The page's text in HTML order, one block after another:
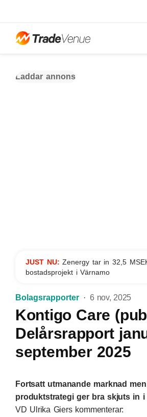
Laddar annons
JUST NU:Zenergy tar in 32,5
bostadsprojekt i Värnamo
Bolagsrapporter 6 nov, 2025
Kontigo Care
Delårsrapport
september 2025
Fortsatt utmanande marknad
produktstrategi ger bra skjuts in i
VD Ulrika Giers kommenterar: